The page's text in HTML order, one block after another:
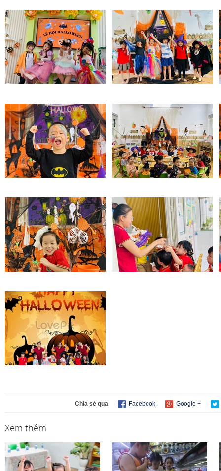
Chia sẻ qua Facebook Google +
Xem thêm